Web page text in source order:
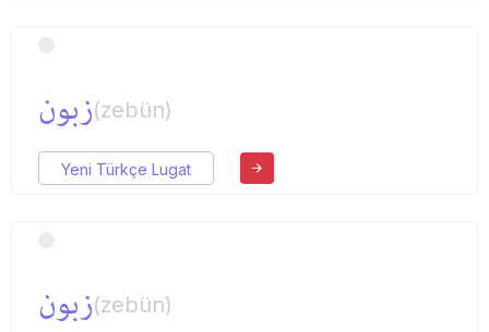
زبون(zebün)
Yeni Türkçe Lugat
زبون(zebün)